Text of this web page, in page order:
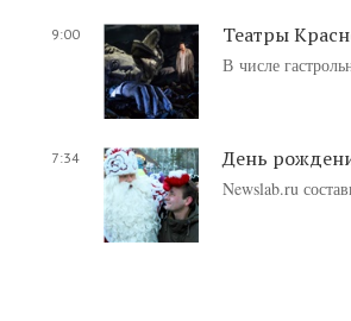
9:00 Театры
В числе
7:34 День
Newslab.ru